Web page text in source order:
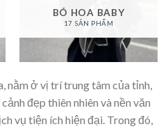
BÓ HOA BABY
17 SẢN PHẨM
nằm ở vị trí trung tâm của tỉnh,
đẹp thiên nhiên và nền văn
vụ tiện ích hiện đại. Trong đó,